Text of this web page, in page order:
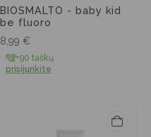
BIOSMALTO - baby kid
be fluoro
8,99 €
+90 taškų
prisijunkite